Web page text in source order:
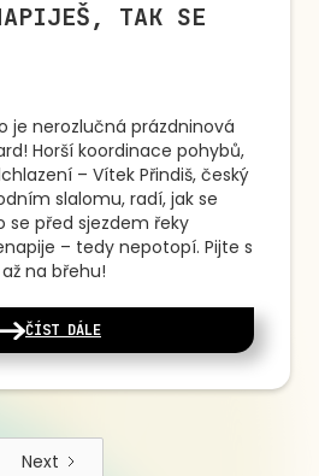
TAK SE
je nerozlučná prázdninová
Horší koordinace pohybů,
– Vítek Přindiš, český
slalomu, radí, jak se
se před sjezdem řeky
– tedy nepotopí. Pijte s
na břehu!
ČÍST DÁLE
Next